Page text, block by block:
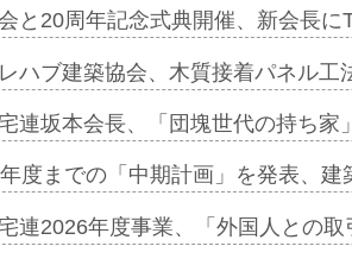
加=リンナ…
見込む=…
と20周年記念式典開催、新会長
ハブ建築協会、木質接着パネル
連坂本会長、「団塊世代の持ち
度までの「中期計画」を発表、
連2026年度事業、「外国人との